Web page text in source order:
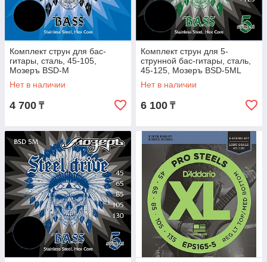
Комплект струн для бас-
гитары, сталь, 45-105,
Мозеръ BSD-M
Нет в наличии
4 700 ₸
Комплект струн для 5-
струнной бас-гитары, сталь,
45-125, Мозеръ BSD-5ML
Steel Drive
Нет в наличии
6 100 ₸